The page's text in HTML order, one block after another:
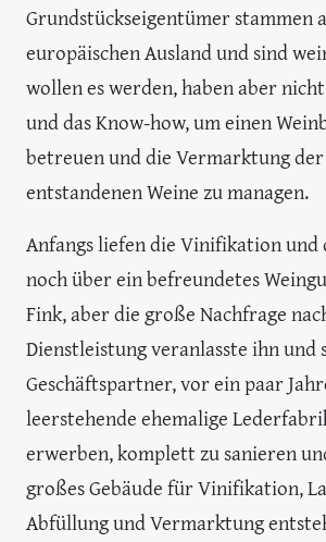
Grundstückseigentümer stammen
europäischen Ausland und sind
wollen es werden, haben aber
und das Know-how, um einen
betreuen und die Vermarktung
entstandenen Weine zu managen.
Anfangs liefen die Vinifikation und
noch über ein befreundetes
Fink, aber die große Nachfrage
Dienstleistung veranlasste ihn und
Geschäftspartner, vor ein paar
leerstehende ehemalige
erwerben, komplett zu sanieren
großes Gebäude für Vinifikation,
Abfüllung und Vermarktung